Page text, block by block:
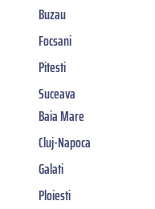
Buzau
Focsani
Pitesti
Suceava
Baia Mare
Cluj-Napoca
Galati
Ploiesti